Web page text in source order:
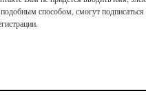
способом, смогут